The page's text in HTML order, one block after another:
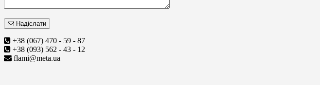
Надіслати
+38 (067) 470 - 59 - 87
+38 (093) 562 - 43 - 12
flami@meta.ua